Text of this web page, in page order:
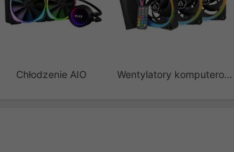
Chłodzenie AIO Wentylatory komputerowe